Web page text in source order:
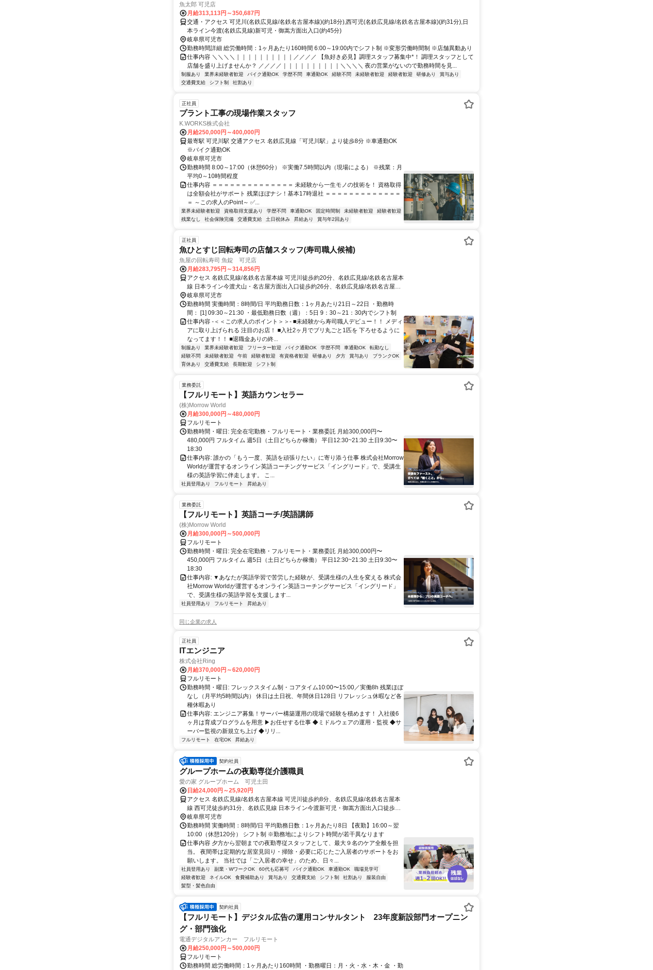
魚太郎 可児店
月給313,113円～350,687円
交通・アクセス 可児川(名鉄広見線/名鉄名古屋本線)(約18分),西可児(名鉄広見線/名鉄名古屋本線)(約31分),日
本ライン今渡(名鉄広見線)新可児・御嵩方面出入口(約45分)
岐阜県可児市
勤務時間詳細 総労働時間：1ヶ月あたり160時間 6:00～19:00内でシフト制 ※変形労働時間制 ※店舗異動あり
仕事内容 ＼＼＼＼｜｜｜｜｜｜｜｜｜｜／／／／ 【魚好き必見】調理スタッフ募集中*！ 調理スタッフとして
店舗を盛り上げませんか？ ／／／／｜｜｜｜｜｜｜｜｜｜＼＼＼＼ 夜の営業がないので勤務時間を見...
制服あり 業界未経験者歓迎 バイク通勤OK 学歴不問 車通勤OK 経験不問 未経験者歓迎 経験者歓迎 研修あり
賞与あり
交通費支給
シフト制 社割あり
正社員
プラント工事の現場作業スタッフ
K.WORKS株式会社
月給250,000円～400,000円
最寄駅 可児川駅 交通アクセス 名鉄広見線「可児川駅」より徒歩8分 ※車通勤OK
※バイク通勤OK
岐阜県可児市
勤務時間 8:00～17:00（休憩60分） ※実働7.5時間以内（現場による） ※残業：月
平均0～10時間程度
仕事内容 ＝＝＝＝＝＝＝＝＝＝＝＝＝＝ 未経験から一生モノの技術を！ 資格取得
は全額会社がサポート 残業ほぼナシ！基本17時退社 ＝＝＝＝＝＝＝＝＝＝＝＝＝
＝ ～この求人のPoint～ ✅...
業界未経験者歓迎 資格取得支援あり 学歴不問 車通勤OK 固定時間制 未経験者歓迎
経験者歓迎
残業なし
社会保険完備 交通費支給 土日祝休み 昇給あり 賞与年2回あり
正社員
魚ひとすじ回転寿司の店舗スタッフ(寿司職人候補)
魚屋の回転寿司 魚錠 可児店
月給283,795円～314,856円
アクセス 名鉄広見線/名鉄名古屋本線 可児川徒歩約20分、名鉄広見線/名鉄名古屋本
線 日本ライン今渡犬山・名古屋方面出入口徒歩約26分、名鉄広見線/名鉄名古屋本
線 新可児徒歩約34分 可児市コミュニティバス(さつきバス)「坂戸西バス停」より
徒歩2分／名鉄広見線「可児川駅」より車で5分／名鉄広見線「日本ライン今渡駅」
より車で5分
岐阜県可児市
勤務時間 実働時間：8時間/日 平均勤務日数：1ヶ月あたり21日～22日 ・勤務時
間： [1] 09:30～21:30 ・最低勤務日数（週）：5日 9：30～21：30内でシフト制
仕事内容 -＜＜この求人のポイント＞＞- ■未経験から寿司職人デビュー！！ メディ
アに取り上げられる 注目のお店！ ■入社2ヶ月でブリ丸ごと1匹を 下ろせるように
なってます！！ ■退職金ありの終...
制服あり 業界未経験者歓迎 フリーター歓迎 バイク通勤OK 学歴不問 車通勤OK
転勤なし
経験不問
未経験者歓迎 午前 経験者歓迎 有資格者歓迎 研修あり 夕方 賞与あり
ブランクOK
育休あり
交通費支給 長期歓迎 シフト制
業務委託
【フルリモート】英語カウンセラー
(株)Morrow World
月給300,000円～480,000円
フルリモート
勤務時間・曜日: 完全在宅勤務・フルリモート・業務委託 月給300,000円〜
480,000円 フルタイム 週5日（土日どちらか稼働） 平日12:30~21:30 土日9:30〜
18:30
仕事内容: 誰かの「もう一度、英語を頑張りたい」に寄り添う仕事 株式会社Morrow
Worldが運営するオンライン英語コーチングサービス「イングリード」で、受講生
様の英語学習に伴走します。 こ...
社員登用あり フルリモート 昇給あり
業務委託
【フルリモート】英語コーチ/英語講師
(株)Morrow World
月給300,000円～500,000円
フルリモート
勤務時間・曜日: 完全在宅勤務・フルリモート・業務委託 月給300,000円〜
450,000円 フルタイム 週5日（土日どちらか稼働） 平日12:30~21:30 土日9:30〜
18:30
仕事内容: ▼あなたが英語学習で苦労した経験が、受講生様の人生を変える 株式会
社Morrow Worldが運営するオンライン英語コーチングサービス「イングリード」
で、受講生様の英語学習を支援します...
社員登用あり フルリモート 昇給あり
同じ企業の求人
正社員
ITエンジニア
株式会社Ring
月給370,000円～620,000円
フルリモート
勤務時間・曜日: フレックスタイム制・コアタイム10:00〜15:00／実働8h 残業ほぼ
なし（月平均5時間以内） 休日は土日祝、年間休日128日 リフレッシュ休暇など各
種休暇あり
仕事内容: エンジニア募集！サーバー構築運用の現場で経験を積めます！ 入社後6
ヶ月は育成プログラムを用意 ▶お任せする仕事 ◆ミドルウェアの運用・監視 ◆サ
ーバー監視の新規立ち上げ ◆リリ...
フルリモート 在宅OK 昇給あり
契約社員
グループホームの夜勤専従介護職員
愛の家 グループホーム 可児土田
日給24,000円～25,920円
アクセス 名鉄広見線/名鉄名古屋本線 可児川徒歩約8分、名鉄広見線/名鉄名古屋本
線 西可児徒歩約31分、名鉄広見線 日本ライン今渡新可児・御嵩方面出入口徒歩約
37分 名鉄広見線「可児川駅」より徒歩8分
岐阜県可児市
勤務時間 実働時間：8時間/日 平均勤務日数：1ヶ月あたり8日 【夜勤】16:00～翌
10:00（休憩120分） シフト制 ※勤務地によりシフト時間が若干異なります
仕事内容 夕方から翌朝までの夜勤専従スタッフとして、最大９名のケア全般を担
当。 夜間帯は定期的な居室見回り・掃除・必要に応じたご入居者のサポートをお
願いします。 当社では「ご入居者の幸せ」のため、日々...
社員登用あり 副業・WワークOK 60代も応募可 バイク通勤OK 車通勤OK
職場見学可
経験者歓迎
ネイルOK 食費補助あり 賞与あり 交通費支給 シフト制 社割あり
服装自由
髪型・髪色自由
契約社員
【フルリモート】デジタル広告の運用コンサルタント 23年度新設部門オープニン
グ・部門強化
電通デジタルアンカー フルリモート
月給250,000円～500,000円
フルリモート
勤務時間 総労働時間：1ヶ月あたり160時間 ・勤務曜日：月・火・水・木・金 ・勤